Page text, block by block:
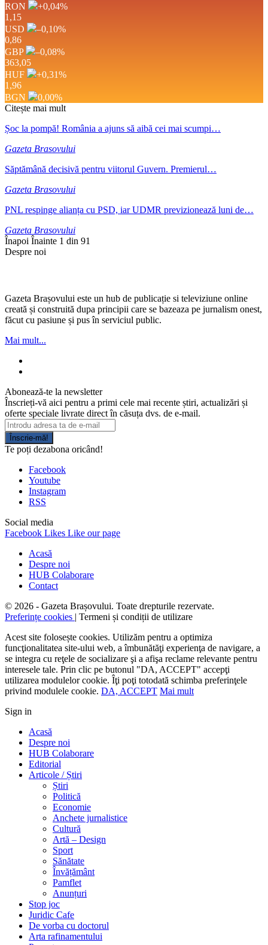
RON
+0,04%
1,15
USD
–0,10%
0,86
GBP
–0,08%
363,05
HUF
+0,31%
1,96
BGN
0,00%
Citește mai mult
Șoc la pompă! România a ajuns să aibă cei mai scumpi…
Gazeta Brasovului
Săptămână decisivă pentru viitorul Guvern. Premierul…
Gazeta Brasovului
PNL respinge alianța cu PSD, iar UDMR previzionează luni de…
Gazeta Brasovului
Înapoi Înainte 1 din 91
Despre noi
Gazeta Brașovului este un hub de publicație si televiziune online
creată și construită dupa principii care se bazeaza pe jurnalism onest,
făcut cu pasiune și pus în serviciul public.
Mai mult...
Abonează-te la newsletter
Înscrieți-vă aici pentru a primi cele mai recente știri, actualizări și
oferte speciale livrate direct în căsuța dvs. de e-mail.
Înscrie-mă!
Te poți dezabona oricând!
Facebook
Youtube
Instagram
RSS
Social media
Facebook Likes Like our page
Acasă
Despre noi
HUB Colaborare
Contact
© 2026 - Gazeta Brașovului. Toate drepturile rezervate.
Preferințe cookies | Termeni și condiții de utilizare
Acest site folosește cookies. Utilizăm pentru a optimiza
funcţionalitatea site-ului web, a îmbunătăţi experienţa de navigare, a
se integra cu reţele de socializare şi a afişa reclame relevante pentru
interesele tale. Prin clic pe butonul "DA, ACCEPT" accepţi
utilizarea modulelor cookie. Îţi poţi totodată schimba preferinţele
privind modulele cookie. DA, ACCEPT Mai mult
Sign in
Acasă
Despre noi
HUB Colaborare
Editorial
Articole / Știri
Știri
Politică
Economie
Anchete jurnalistice
Cultură
Artă – Design
Sport
Sănătate
Învățământ
Pamflet
Anunțuri
Stop joc
Juridic Cafe
De vorba cu doctorul
Arta rafinamentului